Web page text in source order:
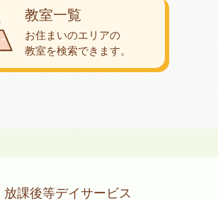
教室一覧
お住まいのエリアの
教室を検索できます。
放課後等デイサービス